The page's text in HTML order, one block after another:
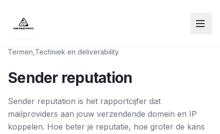
Termen Techniek en deliverability
Sender reputation
Sender reputation is het rapportcijfer dat
mailproviders aan jouw verzendende domein en IP
koppelen. Hoe beter je reputatie, hoe groter de kans